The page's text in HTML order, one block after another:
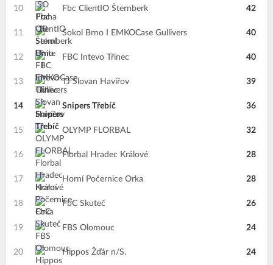
10 Fbc ClientIO Šternberk 42
11 Sokol Brno I EMKOCase Gullivers 40
12 FBC Intevo Třinec 40
13 TJ Slovan Havířov 39
14 Snipers Třebíč 36
15 OLYMP FLORBAL 32
16 Florbal Hradec Králové 28
17 Horní Počernice Orka 28
18 FbC Skuteč 26
19 FBS Olomouc 24
20 Hippos Žďár n/S. 24